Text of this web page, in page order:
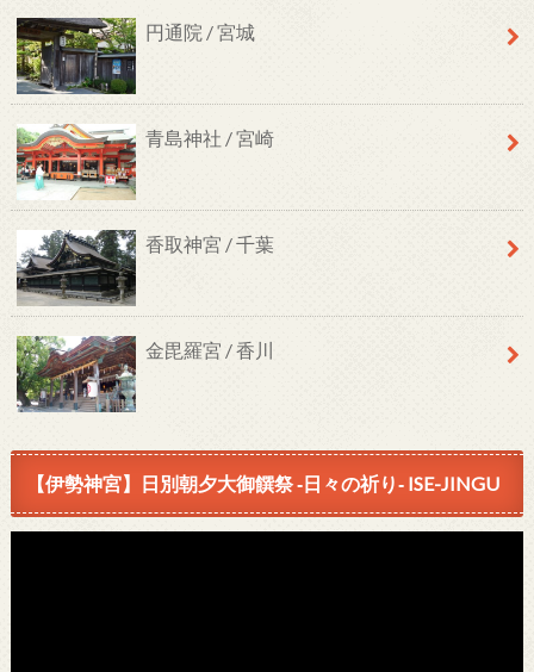
円通院 / 宮城
青島神社 / 宮崎
香取神宮 / 千葉
金毘羅宮 / 香川
【伊勢神宮】日別朝夕大御饌祭 ‐日々の祈り‐ ISE-JINGU